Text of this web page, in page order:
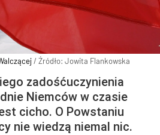
/ Źródło: Jowita Flankowska
zadośćuczynienia
Niemców w czasie
cicho. O Powstaniu
nie wiedzą niemal nic.